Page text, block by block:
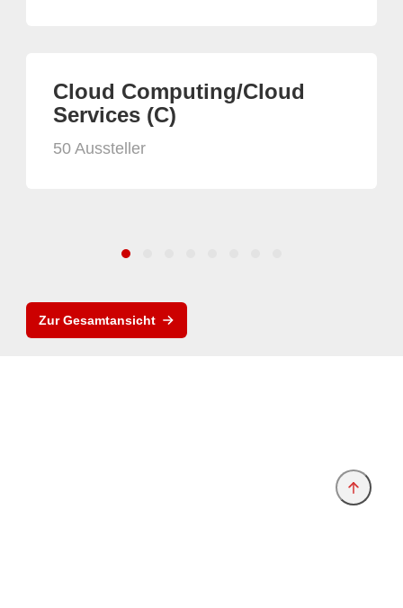
Cloud Computing/Cloud
Services (C)
50 Aussteller
Zur Gesamtansicht